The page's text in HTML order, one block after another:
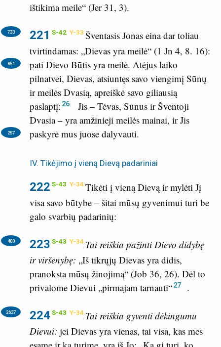
ištikima meile“ (Jer 31, 3).
221 S-42 Y-33
733
Šventasis Jonas eina dar toliau
tvirtindamas: „Dievas yra meilė“ (1 Jn 4, 8. 16):
pati Dievo Būtis yra meilė.
851
Atėjus laiko
pilnatvei, Dievas, atsiuntęs savo viengimį Sūnų
ir meilės Dvasią, apreiškė savo giliausią
paslaptį: 26
Jis – Tėvas, Sūnus ir Šventoji
Dvasia – yra amžinieji meilės mainai, ir Jis
paskyrė mus juose dalyvauti.
257
IV. Tikėjimo į vieną Dievą padariniai
222 S-43 Y-34 Tikėti į vieną Dievą ir mylėti Jį
visa savo būtybe – šitai mūsų gyvenimui turi be
galo svarbių padarinių:
223 S-43 Y-34
400
Tai reiškia pažinti Dievo didybę
ir viršenybę: „Iš tikrųjų Dievas yra didis,
pranoksta mūsų žinojimą“ (Job 36, 26). Dėl to
privalome Dievui „pirmajam tarnauti“27 .
224S-43 Y-34
2637
Tai reiškia gyventi dėkingumu
Dievui: jei Dievas yra vienas, tai visa, kas mes